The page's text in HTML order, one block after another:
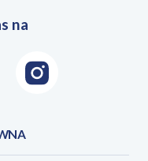
na
Instagram